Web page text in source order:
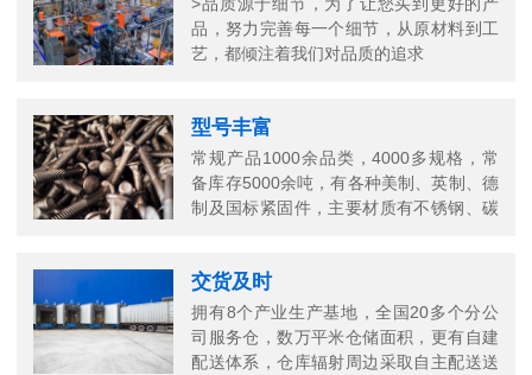
品，努力完善每一个细节，从原材料到工
艺，都倾注着我们对品质的追求
型号丰富
常规产品1000余品类，4000多规格，常
备库存5000余吨，有各种美制、英制、德
制及国标紧固件，主要材质有不锈钢、碳
交货及时
拥有8个产业生产基地，全国20多个分公
司服务仓，数万平米仓储面积，更有自建
配送体系，仓库辐射周边采取自主配送送